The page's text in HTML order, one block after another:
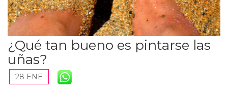
¿Qué tan bueno es pintarse las
uñas?
28 ENE